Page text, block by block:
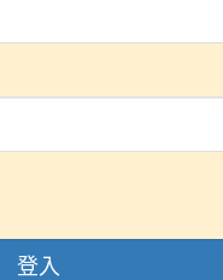
登入